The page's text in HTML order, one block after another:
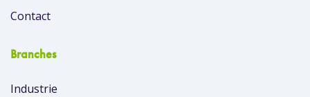
Contact
Branches
Industrie